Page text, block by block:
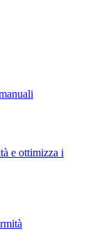
e ottimizza i